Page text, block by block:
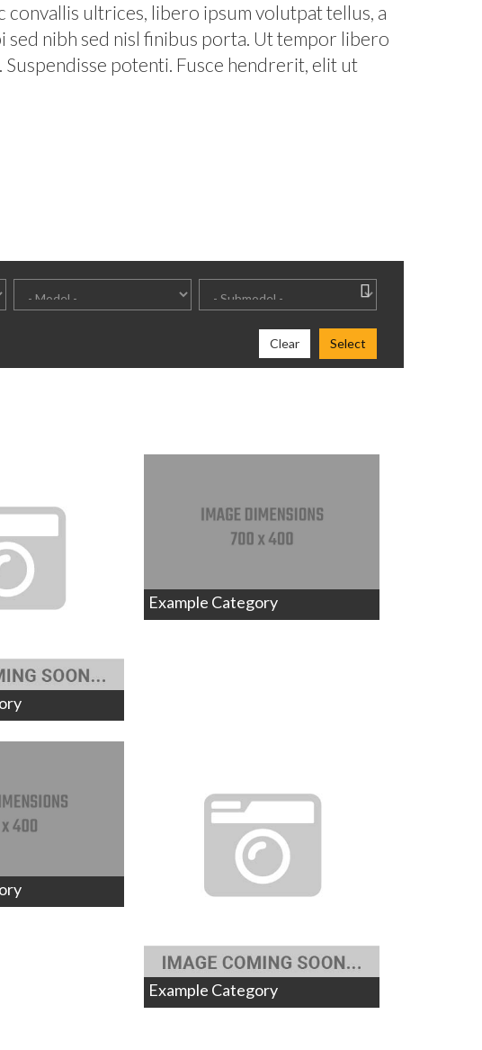
convallis ultrices, libero ipsum volutpat tellus, a
sed nibh sed nisl finibus porta. Ut tempor libero
potenti. Fusce hendrerit, elit ut
Clear Select
Example Category
Example Category